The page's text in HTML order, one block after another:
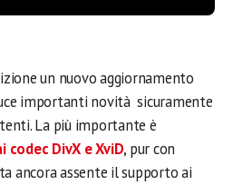
un nuovo aggiornamento
importanti novità sicuramente
La più importante è
codec DivX e XviD, pur con
ancora assente il supporto ai